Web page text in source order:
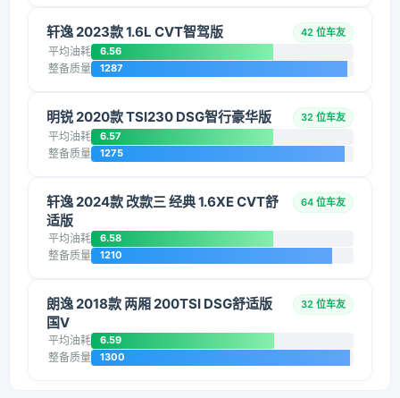
轩逸 2023款 1.6L CVT智驾版 42 位车友
平均油耗 6.56
整备质量 1287
明锐 2020款 TSI230 DSG智行豪华版 32 位车友
平均油耗 6.57
整备质量 1275
轩逸 2024款 改款三 经典 1.6XE CVT舒
适版
64 位车友
平均油耗 6.58
整备质量 1210
朗逸 2018款 两厢 200TSI DSG舒适版
国V
32 位车友
平均油耗 6.59
整备质量 1300